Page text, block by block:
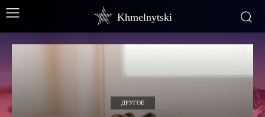
Khmelnytski
ДРУГОЕ